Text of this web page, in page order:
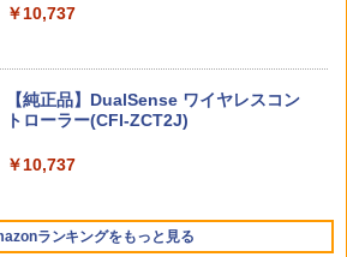
￥1,580
￥5,780
【中古美品】 PlayStation 5 ソフト ドラ
ゴンボール Sparking! ZERO -PS5 [CER
O区分_A / 全年齢対象商品] 026-260803-
ky-03-fuz 万代Net店
￥2,480
￥7,920
【中古】【Blu−ray】カードキャプター
さくら Blu−ray BOX3 / 浅香守生【監
ンラインコード版
￥10,737
【純正品】DualSense ワイヤレスコン
トローラー(CFI-ZCT2J)
￥10,737
ランキングをもっと見る